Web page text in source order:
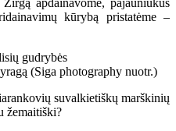
apdainavome, pajauniukus
kūrybą pristatėme –
suvalkietiškų marškinių
žemaitiški?